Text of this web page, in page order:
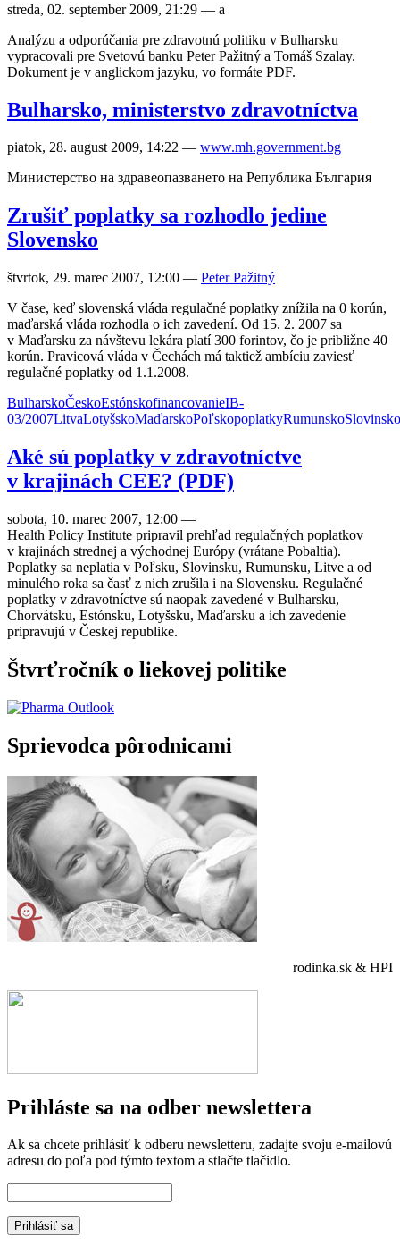
streda, 02. september 2009, 21:29 — a
Analýzu a odporúčania pre zdravotnú politiku v Bulharsku
vypracovali pre Svetovú banku Peter Pažitný a Tomáš Szalay.
Dokument je v anglickom jazyku, vo formáte PDF.
Bulharsko, ministerstvo zdravotníctva
piatok, 28. august 2009, 14:22 — www.mh.government.bg
Министерство на здравеопазването на Република България
Zrušiť poplatky sa rozhodlo jedine
Slovensko
štvrtok, 29. marec 2007, 12:00 — Peter Pažitný
V čase, keď slovenská vláda regulačné poplatky znížila na 0 korún,
maďarská vláda rozhodla o ich zavedení. Od 15. 2. 2007 sa
v Maďarsku za návštevu lekára platí 300 forintov, čo je približne 40
korún. Pravicová vláda v Čechách má taktiež ambíciu zaviesť
regulačné poplatky od 1.1.2008.
BulharskoČeskoEstónskofinancovanieIB-
03/2007LitvaLotyšskoMaďarskoPoľskopoplatkyRumunskoSlovinsko
Aké sú poplatky v zdravotníctve
v krajinách CEE? (PDF)
sobota, 10. marec 2007, 12:00 —
Health Policy Institute pripravil prehľad regulačných poplatkov
v krajinách strednej a východnej Európy (vrátane Pobaltia).
Poplatky sa neplatia v Poľsku, Slovinsku, Rumunsku, Litve a od
minulého roka sa časť z nich zrušila i na Slovensku. Regulačné
poplatky v zdravotníctve sú naopak zavedené v Bulharsku,
Chorvátsku, Estónsku, Lotyšsku, Maďarsku a ich zavedenie
pripravujú v Českej republike.
Štvrťročník o liekovej politike
Sprievodca pôrodnicami
rodinka.sk & HPI
Prihláste sa na odber newslettera
Ak sa chcete prihlásiť k odberu newsletteru, zadajte svoju e-mailovú
adresu do poľa pod týmto textom a stlačte tlačidlo.